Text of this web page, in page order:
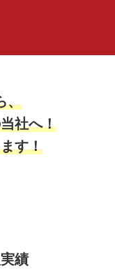
、
社へ！
す！
績